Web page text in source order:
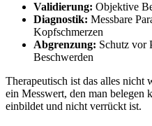
Validierung: Objektive
Diagnostik: Messbare
Kopfschmerzen
Abgrenzung: Schutz vor
Beschwerden
Therapeutisch ist das alles
ein Messwert, den man belegen
einbildet und nicht verrückt ist.